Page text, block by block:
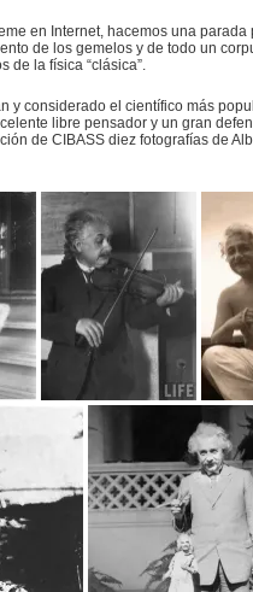
en Internet, hacemos una
de los gemelos y de todo un
de la física “clásica”.
y considerado el científico más
libre pensador y un gran
de CIBASS diez fotografías de